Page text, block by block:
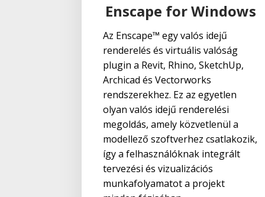
Enscape for Windows
Az Enscape™ egy valós idejű
renderelés és virtuális valóság
plugin a Revit, Rhino, SketchUp,
Archicad és Vectorworks
rendszerekhez. Ez az egyetlen
olyan valós idejű renderelési
megoldás, amely közvetlenül a
modellező szoftverhez csatlakozik,
így a felhasználóknak integrált
tervezési és vizualizációs
munkafolyamatot a projekt